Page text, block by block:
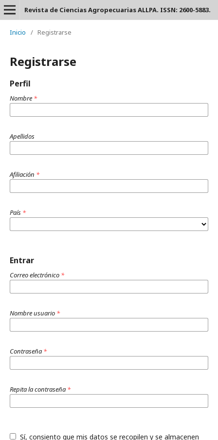
Revista de Ciencias Agropecuarias ALLPA. ISSN: 2600-5883.
Inicio / Registrarse
Registrarse
Perfil
Nombre *
Apellidos
Afiliación *
País *
Entrar
Correo electrónico *
Nombre usuario *
Contraseña *
Repita la contraseña *